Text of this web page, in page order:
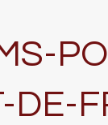
DE-